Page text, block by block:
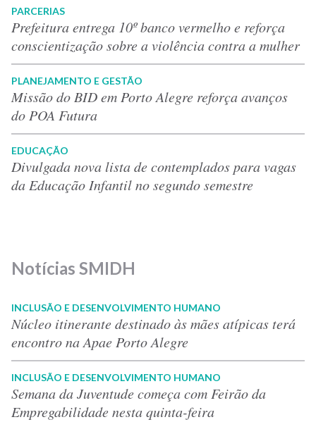
PARCERIAS
Prefeitura entrega 10º banco vermelho e reforça
conscientização sobre a violência contra a mulher
PLANEJAMENTO E GESTÃO
Missão do BID em Porto Alegre reforça avanços
do POA Futura
EDUCAÇÃO
Divulgada nova lista de contemplados para vagas
da Educação Infantil no segundo semestre
Notícias SMIDH
INCLUSÃO E DESENVOLVIMENTO HUMANO
Núcleo itinerante destinado às mães atípicas terá
encontro na Apae Porto Alegre
INCLUSÃO E DESENVOLVIMENTO HUMANO
Semana da Juventude começa com Feirão da
Empregabilidade nesta quinta-feira